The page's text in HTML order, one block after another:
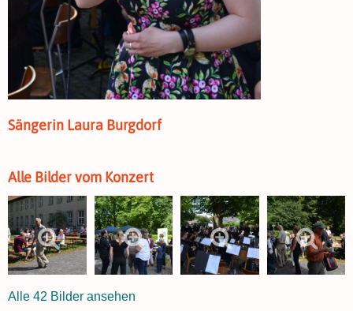
Sängerin Laura Burgdorf
Alle Bilder vom Konzert
Alle 42 Bilder ansehen